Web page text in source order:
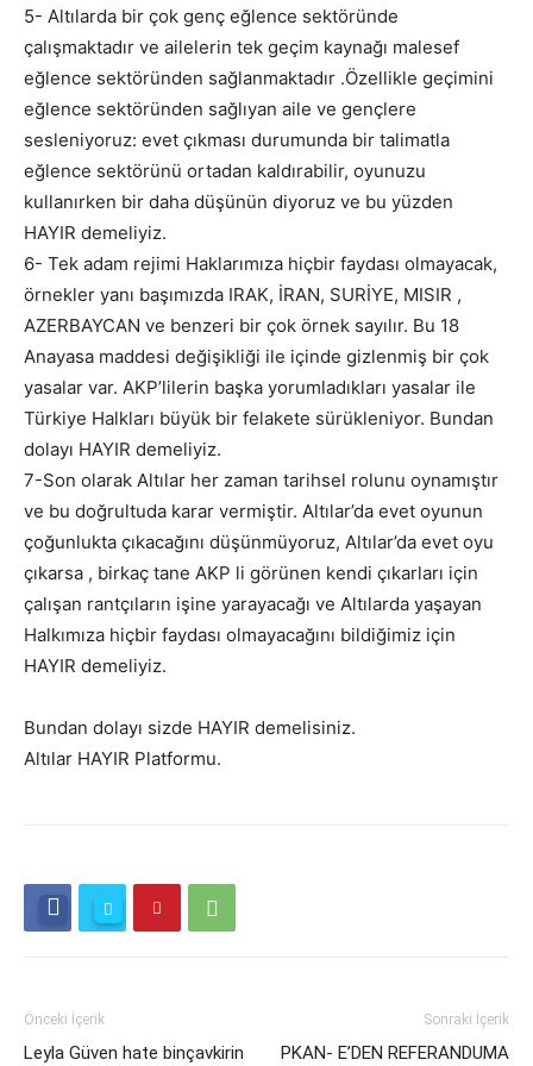
5- Altılarda bir çok genç eğlence sektöründe
çalışmaktadır ve ailelerin tek geçim kaynağı malesef
eğlence sektöründen sağlanmaktadır .Özellikle geçimini
eğlence sektöründen sağlıyan aile ve gençlere
sesleniyoruz: evet çıkması durumunda bir talimatla
eğlence sektörünü ortadan kaldırabilir, oyunuzu
kullanırken bir daha düşünün diyoruz ve bu yüzden
HAYIR demeliyiz.
6- Tek adam rejimi Haklarımıza hiçbir faydası olmayacak,
örnekler yanı başımızda IRAK, İRAN, SURİYE, MISIR ,
AZERBAYCAN ve benzeri bir çok örnek sayılır. Bu 18
Anayasa maddesi değişikliği ile içinde gizlenmiş bir çok
yasalar var. AKP’lilerin başka yorumladıkları yasalar ile
Türkiye Halkları büyük bir felakete sürükleniyor. Bundan
dolayı HAYIR demeliyiz.
7-Son olarak Altılar her zaman tarihsel rolunu oynamıştır
ve bu doğrultuda karar vermiştir. Altılar’da evet oyunun
çoğunlukta çıkacağını düşünmüyoruz, Altılar’da evet oyu
çıkarsa , birkaç tane AKP li görünen kendi çıkarları için
çalışan rantçıların işine yarayacağı ve Altılarda yaşayan
Halkımıza hiçbir faydası olmayacağını bildiğimiz için
HAYIR demeliyiz.
Bundan dolayı sizde HAYIR demelisiniz.
Altılar HAYIR Platformu.
Önceki İçerik
Leyla Güven hate binçavkirin
Sonraki İçerik
PKAN- E’DEN REFERANDUMA